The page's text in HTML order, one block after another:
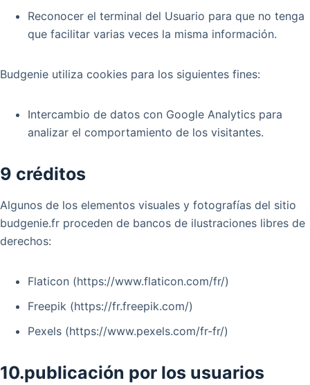
Reconocer el terminal del Usuario para que no tenga
que facilitar varias veces la misma información.
Budgenie utiliza cookies para los siguientes fines:
Intercambio de datos con Google Analytics para
analizar el comportamiento de los visitantes.
9 créditos
Algunos de los elementos visuales y fotografías del sitio
budgenie.fr proceden de bancos de ilustraciones libres de
derechos:
Flaticon (https://www.flaticon.com/fr/)
Freepik (https://fr.freepik.com/)
Pexels (https://www.pexels.com/fr-fr/)
10.publicación por los usuarios